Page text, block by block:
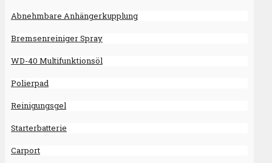
Abnehmbare Anhängerkupplung
Bremsenreiniger Spray
WD-40 Multifunktionsöl
Polierpad
Reinigungsgel
Starterbatterie
Carport